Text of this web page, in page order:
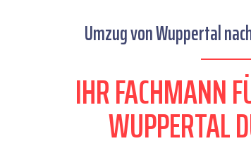
Umzug von Wuppertal
IHR FACHMANN
WUPPERTAL